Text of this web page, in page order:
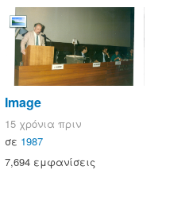
Image
15 χρόνια πριν
σε 1987
7,694 εμφανίσεις